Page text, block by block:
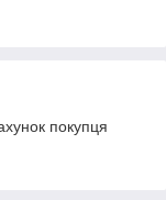
покупця